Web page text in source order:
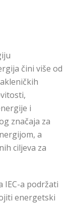
čini više od
i
značaja za
a
ciljeva za
IEC-a podržati
energetski